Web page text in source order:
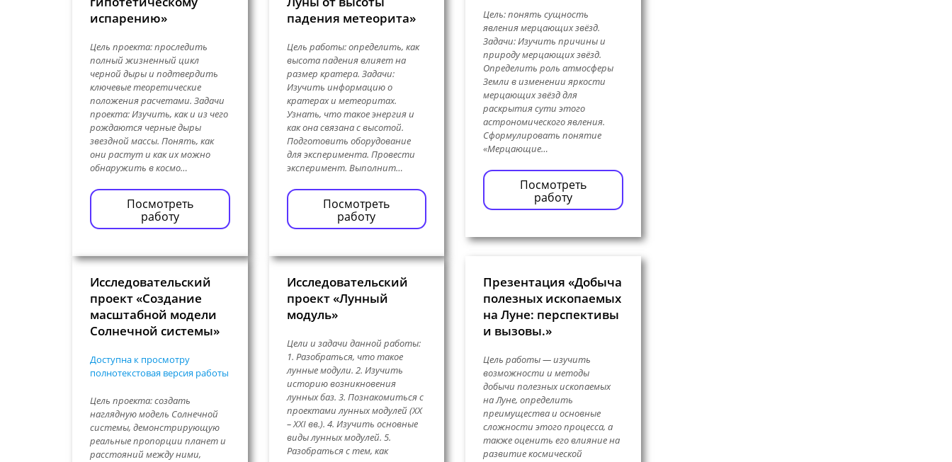
испарению»
Цель проекта: проследить
полный жизненный цикл
черной дыры и подтвердить
ключевые теоретические
положения расчетами. Задачи
проекта: Изучить, как и из чего
рождаются черные дыры
звездной массы. Понять, как
они растут и как их можно
обнаружить в космо…
Посмотреть
работу
падения метеорита»
Цель работы: определить, как
высота падения влияет на
размер кратера. Задачи:
Изучить информацию о
кратерах и метеоритах.
Узнать, что такое энергия и
как она связана с высотой.
Подготовить оборудование
для эксперимента. Провести
эксперимент. Выполнит…
Посмотреть
работу
Цель: понять сущность
явления мерцающих звёзд.
Задачи: Изучить причины и
природу мерцающих звёзд.
Определить роль атмосферы
Земли в изменении яркости
мерцающих звёзд для
раскрытия сути этого
астрономического явления.
Сформулировать понятие
«Мерцающие…
Посмотреть
работу
Исследовательский
проект «Создание
масштабной модели
Солнечной системы»
Доступна к просмотру
полнотекстовая версия работы
Цель проекта: создать
наглядную модель Солнечной
системы, демонстрирующую
реальные пропорции планет и
расстояний между ними,
Исследовательский
проект «Лунный
модуль»
Цели и задачи данной работы:
1. Разобраться, что такое
лунные модули. 2. Изучить
историю возникновения
лунных баз. 3. Познакомиться с
проектами лунных модулей (ХХ
– ХХI вв.). 4. Изучить основные
виды лунных модулей. 5.
Разобраться с тем, как
Презентация «Добыча
полезных ископаемых
на Луне: перспективы
и вызовы.»
Цель работы — изучить
возможности и методы
добычи полезных ископаемых
на Луне, определить
преимущества и основные
сложности этого процесса, а
также оценить его влияние на
развитие космической